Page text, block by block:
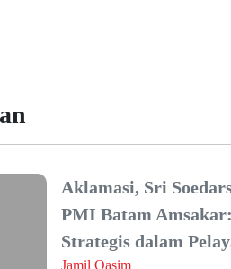
Aklamasi, Sri
PMI Batam
Strategis dalam
Jamil Qasim